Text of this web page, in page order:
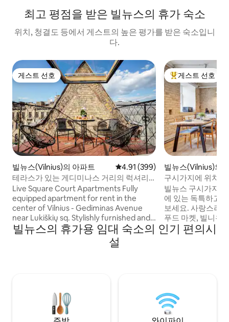
최고 평점을 받은 빌뉴스의 휴가 숙소
위치, 청결도 등에서 게스트의 높은 평가를 받은 숙소입니
다.
게스트 선호
게스트 선호
빌뉴스(Vilnius)의 아파트 평점 4.91점(5점 만점), 후기 399
4.91 (399)
테라스가 있는 게디미나스 거리의 럭셔리
아파트
Live Square Court Apartments Fully
equipped apartment for rent in the
center of Vilnius - Gediminas Avenue
near Lukiškių sq. Stylishly furnished and
in a very convenient location in the very
center of Vilnius! 53 sq. m., Gedimino
ave. 44, fully furnished and equipped,
상위 게스트 선호
게스트 선호
빌뉴스(Vilnius)의
구시가지에 위치
원룸
빌뉴스 구시가지
에 있는 독특하고
보세요. 사랑스러운 카페, 아늑한 바, 실내
푸드 마켓, 빌니우
는 공원으로 둘러
튜디오에는 시설
하고 있습니다.
빌뉴스의 휴가용 임대 숙소의 인기 편의시
설